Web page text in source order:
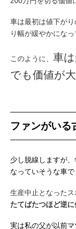
車は最初は値下が
り幅が緩やかになっ
このように、 車
でも価値が
ファンがいる
少し脱線しますが
なっていそうな車
生産中止となったス
たてばたつほど逆
実は私の父が以前マ